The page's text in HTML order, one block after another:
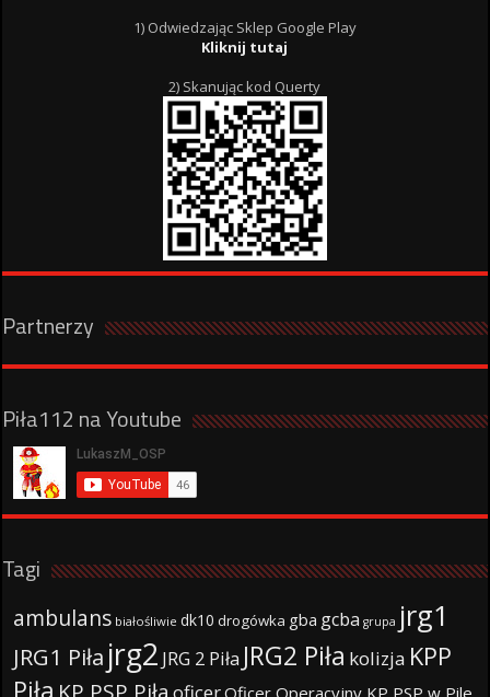
1) Odwiedzając Sklep Google Play
Kliknij tutaj
2) Skanując kod Querty
Partnerzy
Piła112 na Youtube
Tagi
ambulans białośliwie dk10 drogówka gba gcba grupa jrg1
JRG1 Piła jrg2 JRG 2 Piła JRG2 Piła kolizja KPP
Piła